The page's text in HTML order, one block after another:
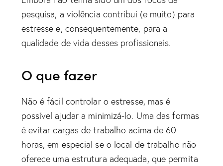
pesquisa, a violência contribui (e muito) para
estresse e, consequentemente, para a
qualidade de vida desses profissionais.
O que fazer
Não é fácil controlar o estresse, mas é
possível ajudar a minimizá-lo. Uma das formas
é evitar cargas de trabalho acima de 60
horas, em especial se o local de trabalho não
oferece uma estrutura adequada, que permita